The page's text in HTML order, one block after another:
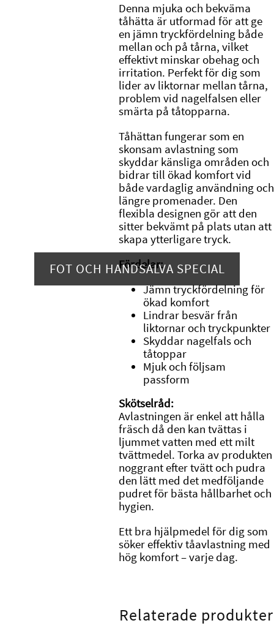
Denna mjuka och bekväma
tåhätta är utformad för att ge
en jämn tryckfördelning både
mellan och på tårna, vilket
effektivt minskar obehag och
irritation. Perfekt för dig som
lider av liktornar mellan tårna,
problem vid nagelfalsen eller
smärta på tåtopparna.
Tåhättan fungerar som en
skonsam avlastning som
skyddar känsliga områden och
bidrar till ökad komfort vid
både vardaglig användning och
längre promenader. Den
flexibla designen gör att den
sitter bekvämt på plats utan att
skapa ytterligare tryck.
Fördelar:
Jämn tryckfördelning för
ökad komfort
Lindrar besvär från
liktornar och tryckpunkter
Skyddar nagelfals och
tåtoppar
Mjuk och följsam
passform
Skötselråd:
Avlastningen är enkel att hålla
fräsch då den kan tvättas i
ljummet vatten med ett milt
tvättmedel. Torka av produkten
noggrant efter tvätt och pudra
den lätt med det medföljande
pudret för bästa hållbarhet och
hygien.
Ett bra hjälpmedel för dig som
söker effektiv tåavlastning med
hög komfort – varje dag.
Relaterade produkter
FOT OCH HANDSALVA SPECIAL